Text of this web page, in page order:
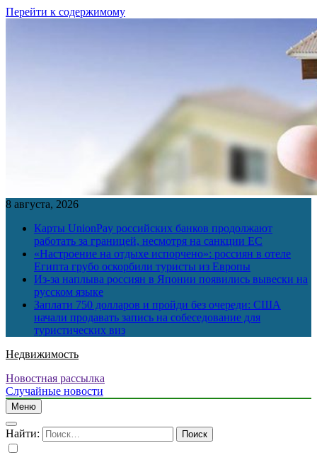
Перейти к содержимому
8 августа, 2026
Карты UnionPay российских банков продолжают
работать за границей, несмотря на санкции ЕС
«Настроение на отдыхе испорчено»: россиян в отеле
Египта грубо оскорбили туристы из Европы
Из-за наплыва россиян в Японии появились вывески на
русском языке
Заплати 750 долларов и пройди без очереди: США
начали продавать запись на собеседование для
туристических виз
Недвижимость
Новостная рассылка
Случайные новости
Меню
Найти: